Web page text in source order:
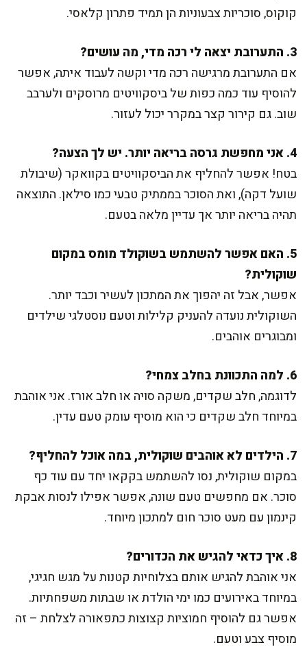
קוקוס, סוכריות צבעוניות הן תמיד פתרון קלאסי.
3. התערובת יצאה לי רכה מדי, מה עושים?
אם התערובת מרגישה רכה מדי וקשה לעבוד איתה, אפשר
להוסיף עוד כמה כפות של ביסקוויטים מרוסקים ולערבב
שוב. גם קירור קצר במקרר יכול לעזור.
4. אני מחפשת גרסה בריאה יותר. יש לך הצעה?
בטח! אפשר להחליף את הביסקוויטים בקוואקר (שיבולת
שועל דקה), ואת הסוכר בממתיק טבעי כמו סילאן. התוצאה
תהיה בריאה יותר אך עדיין מלאה בטעם.
5. האם אפשר להשתמש בשוקולד מומס במקום
שוקולית?
אפשר, אבל זה יהפוך את המתכון לעשיר וכבד יותר.
השוקולית נועדה להעניק קלילות וטעם נוסטלגי שילדים
ומבוגרים אוהבים.
6. למה התכוונת בחלב צמחי?
לדוגמה, חלב שקדים, משקה סויה או חלב אורז. אני אוהבת
במיוחד חלב שקדים כי הוא מוסיף עומק טעם עדין.
7. הילדים לא אוהבים שוקולית, במה אוכל להחליף?
במקום שוקולית, נסו להשתמש בקקאו יחד עם עוד כף
סוכר. אם מחפשים טעם שונה, אפשר אפילו לנסות אבקת
קינמון עם מעט סוכר חום למתכון מיוחד.
8. איך כדאי להגיש את הכדורים?
אני אוהבת להגיש אותם בצלוחיות קטנות על מגש חגיגי,
במיוחד באירועים כמו ימי הולדת או שבתות משפחתיות.
אפשר גם להוסיף חמוציות קצוצות כתפאורה לצלחת – זה
מוסיף צבע וטעם.